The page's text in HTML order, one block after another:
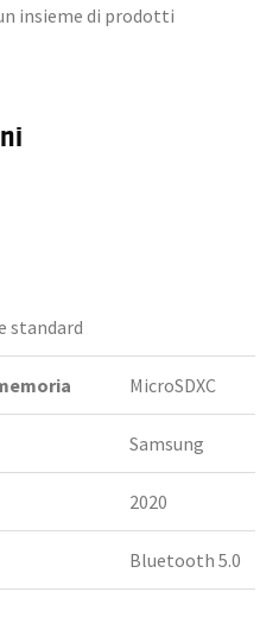
insieme di prodotti
standard
MicroSDXC
Samsung
2020
Bluetooth 5.0